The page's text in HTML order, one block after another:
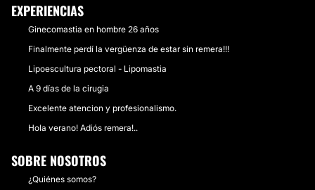
EXPERIENCIAS
Ginecomastia en hombre 26 años
Finalmente perdí la vergüenza de estar sin remera!!!
Lipoescultura pectoral - Lipomastia
A 9 días de la cirugia
Excelente atencion y profesionalismo.
Hola verano! Adiós remera!..
SOBRE NOSOTROS
¿Quiénes somos?